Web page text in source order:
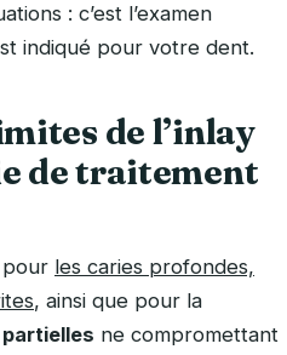
: c’est l’examen
indiqué pour votre dent.
de l’inlay
de traitement
pour les caries profondes,
, ainsi que pour la
ne compromettant